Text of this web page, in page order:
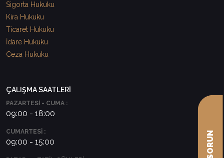
Sigorta Hukuku
Kira Hukuku
Ticaret Hukuku
İdare Hukuku
Ceza Hukuku
ÇALIŞMA SAATLERİ
PAZARTESİ - CUMA :
09:00 - 18:00
CUMARTESİ :
09:00 - 15:00